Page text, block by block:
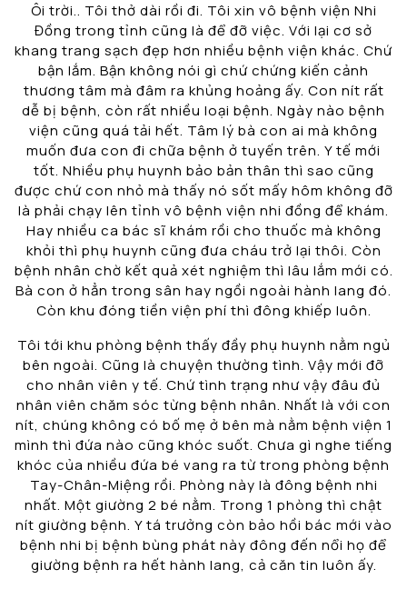
Ôi trời.. Tôi thở dài rồi đi. Tôi xin vô bệnh viện Nhi
Đồng trong tỉnh cũng là để đỡ việc. Với lại cơ sở
khang trang sạch đẹp hơn nhiều bệnh viện khác. Chứ
bận lắm. Bận không nói gì chứ chứng kiến cảnh
thương tâm mà đâm ra khủng hoảng ấy. Con nít rất
dễ bị bệnh, còn rất nhiều loại bệnh. Ngày nào bệnh
viện cũng quá tải hết. Tâm lý bà con ai mà không
muốn đưa con đi chữa bệnh ở tuyến trên. Y tế mới
tốt. Nhiều phụ huynh bảo bản thân thì sao cũng
được chứ con nhỏ mà thấy nó sốt mấy hôm không đỡ
là phải chạy lên tỉnh vô bệnh viện nhi đồng để khám.
Hay nhiều ca bác sĩ khám rồi cho thuốc mà không
khỏi thì phụ huynh cũng đưa cháu trở lại thôi. Còn
bệnh nhân chờ kết quả xét nghiệm thì lâu lắm mới có.
Bà con ở hẳn trong sân hay ngồi ngoài hành lang đó.
Còn khu đóng tiền viện phí thì đông khiếp luôn.
Tôi tới khu phòng bệnh thấy đầy phụ huynh nằm ngủ
bên ngoài. Cũng là chuyện thường tình. Vậy mới đỡ
cho nhân viên y tế. Chứ tình trạng như vậy đâu đủ
nhân viên chăm sóc từng bệnh nhân. Nhất là với con
nít, chúng không có bố mẹ ở bên mà nằm bệnh viện 1
mình thì đứa nào cũng khóc suốt. Chưa gì nghe tiếng
khóc của nhiều đứa bé vang ra từ trong phòng bệnh
Tay-Chân-Miệng rồi. Phòng này là đông bệnh nhi
nhất. Một giường 2 bé nằm. Trong 1 phòng thì chật
nít giường bệnh. Y tá trưởng còn bảo hồi bác mới vào
bệnh nhi bị bệnh bùng phát này đông đến nổi họ để
giường bệnh ra hết hành lang, cả căn tin luôn ấy.